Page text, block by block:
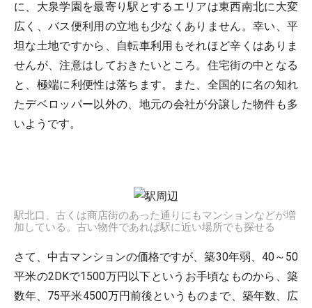
に、大泉学園を最寄り駅とするエリアは東西南北に大変
広く、バス便利用の立地も少なくありません。幸い、平
坦な土地ですから、自転車利用もそれほど辛くはありま
せんが、注意はしておきたいところ。住宅街の中となる
と、極端に利便性は落ちます。また、全国的に名の知れ
たデベロッパー以外の、地元の会社が分譲した物件も多
いようです。
駅北口、古くは商店街のあった通りにもマンションなどが増
加している。古い物件であれば駅に近い場所でも探せる
さて、中古マンションの価格ですが、築30年弱、40～50
平米の2DKで1500万円以下というお手頃なものから、築
数年、75平米4500万円前後というものまで、築年数、広